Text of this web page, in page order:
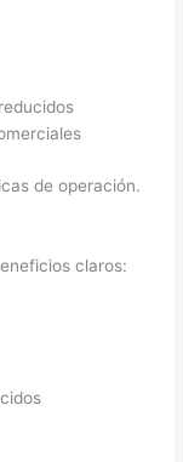
de operación.
claros: